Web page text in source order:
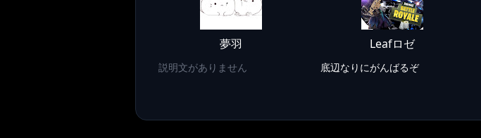
夢羽
説明文がありません
Leafロゼ
底辺なりにがんばるぞ